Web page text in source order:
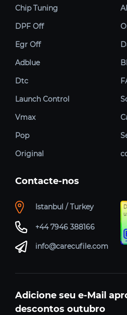
Chip Tuning
DPF Off
Egr Off
Adblue
Dtc
Launch Control
Vmax
Pop
Original
Contacte-nos
Istanbul / Turkey
+44 7946 388166
info@carecufile.com
Adicione seu e-Mail
descontos outubro